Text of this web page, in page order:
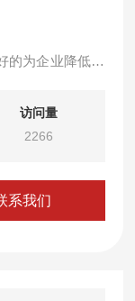
的为企业降低维
访问量
2266
系我们